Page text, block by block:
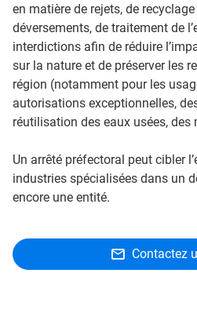
en matière de rejets, de
déversements, de traitement de
interdictions afin de réduire
sur la nature et de préserver les
région (notamment pour les
autorisations exceptionnelles,
réutilisation des eaux usées, des
Un arrêté préfectoral peut cibler
industries spécialisées dans un
encore une entité.
Contactez